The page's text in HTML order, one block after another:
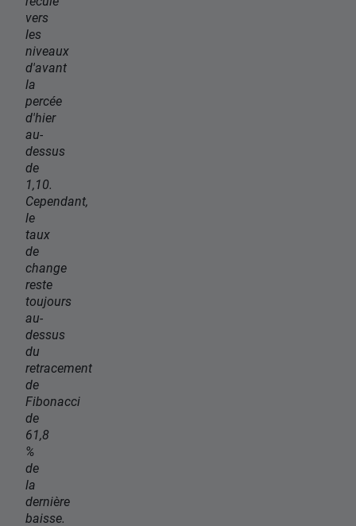
vers
les
niveaux
d'avant
la
percée
d'hier
au-
dessus
de
1,10.
Cependant,
le
taux
de
change
reste
toujours
au-
dessus
du
retracement
de
Fibonacci
de
61,8
%
de
la
dernière
baisse.